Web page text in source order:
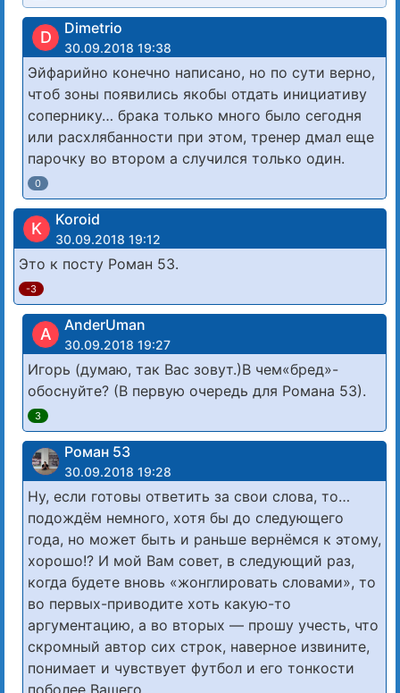
D Dimetrio
30.09.2018 19:38
Эйфарийно конечно написано, но по сути верно,
чтоб зоны появились якобы отдать инициативу
сопернику… брака только много было сегодня
или расхлябанности при этом, тренер дмал еще
парочку во втором а случился только один.
0
K Koroid
30.09.2018 19:12
Это к посту Роман 53.
-3
A AnderUman
30.09.2018 19:27
Игорь (думаю, так Вас зовут.)В чем«бред»-
обоснуйте? (В первую очередь для Романа 53).
3
Роман 53
30.09.2018 19:28
Ну, если готовы ответить за свои слова, то…
подождём немного, хотя бы до следующего
года, но может быть и раньше вернёмся к этому,
хорошо!? И мой Вам совет, в следующий раз,
когда будете вновь «жонглировать словами», то
во первых-приводите хоть какую-то
аргументацию, а во вторых — прошу учесть, что
скромный автор сих строк, наверное извините,
понимает и чувствует футбол и его тонкости